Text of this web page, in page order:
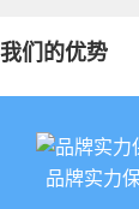
我们的优势
品牌实力